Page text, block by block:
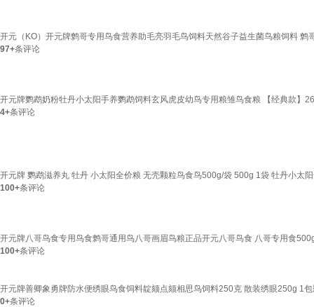
开元（KO）开元牌鹩哥专用鸟食营养助毛亮羽毛鸟饲料天然谷子益生菌鸟粮饲料 鹩
97+条评论
开元牌鹦鹉奶粉牡丹小太阳手养鹦鹉饲料玄风虎皮幼鸟专用粮雏鸟食粮 【经典款】
4+条评论
开元牌 鹦鹉滋养丸 牡丹 小太阳全价粮 无壳颗粒鸟食鸟500g/袋 500g 1袋 牡丹小太
100+条评论
开元牌八哥鸟食专用鸟食鹩哥通用鸟八哥画眉鸟粮正品开元八哥鸟食 八哥专用食
100+条评论
开元牌善卿象勇牌防水便绣眼鸟食饲料靛颏点颏相思鸟饲料250克 散装绣眼250g 1
0+条评论